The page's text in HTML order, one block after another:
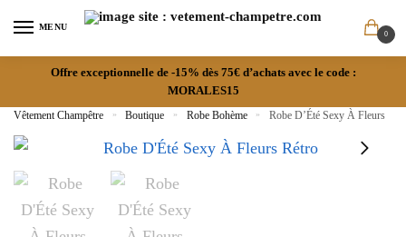
MENU
0
Offre exceptionnelle de -15% dès 75€ d’achats avec le code :
MORALES15
Vêtement Champêtre » Boutique » Robe Bohème » Robe D’Été Sexy À Fleurs